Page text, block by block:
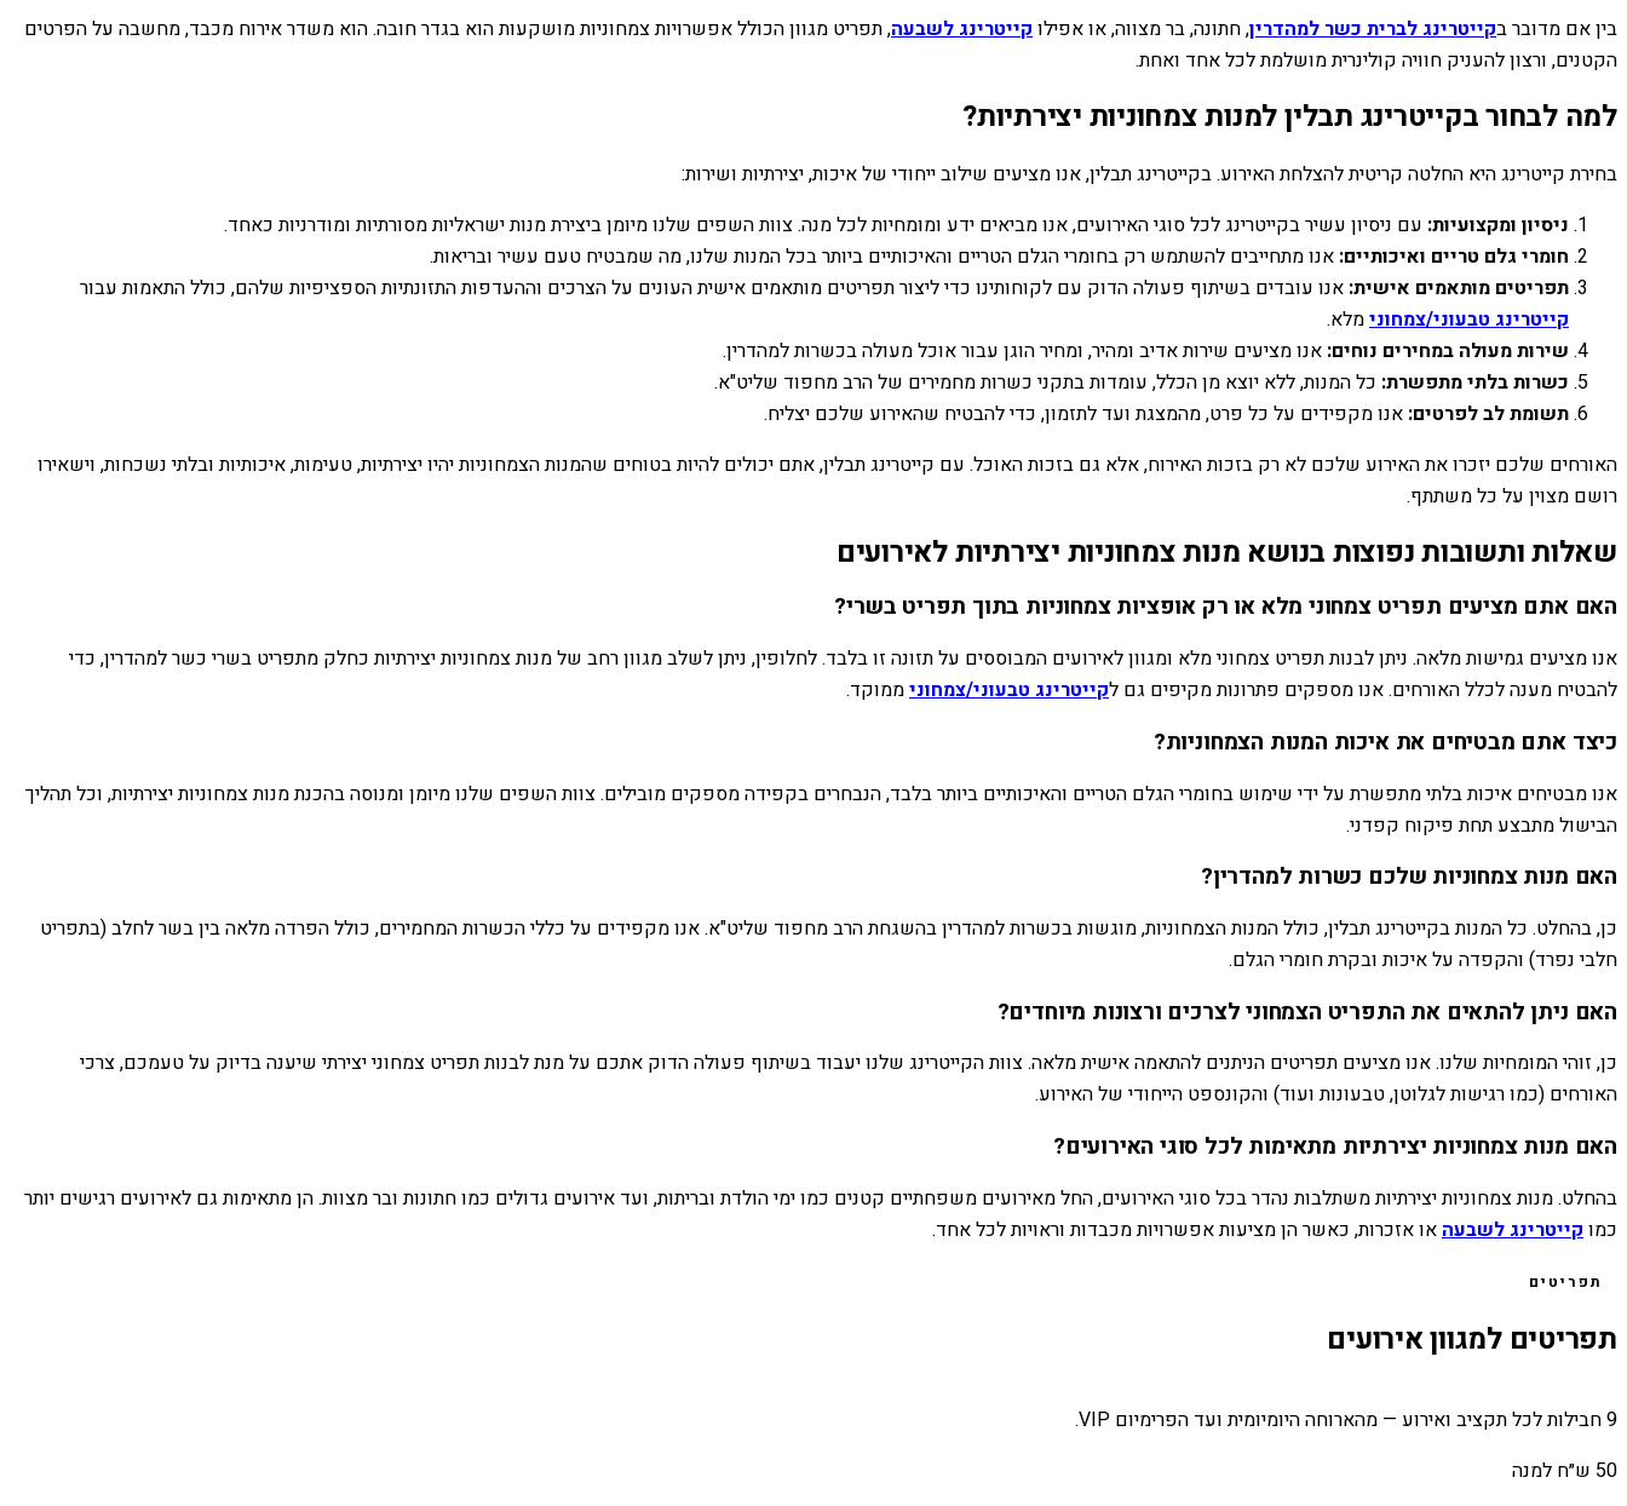
בין אם מדובר בקייטרינג לברית כשר למהדרין, חתונה, בר מצווה, או אפילוקייטרינג לשבעה, תפריט מגוון הכולל אפשרויות צמחוניות מושקעות הוא בגדר חובה. הוא משדר אירוח מכבד, מחשבה על הפרטים
הקטנים, ורצון להעניק חוויה קולינרית מושלמת לכל אחד ואחת.
למה לבחור בקייטרינג תבלין למנות צמחוניות יצירתיות?
בחירת קייטרינג היא החלטה קריטית להצלחת האירוע. בקייטרינג תבלין, אנו מציעים שילוב ייחודי של איכות, יצירתיות ושירות:
ניסיון ומקצועיות: עם ניסיון עשיר בקייטרינג לכל סוגי האירועים, אנו מביאים ידע ומומחיות לכל מנה. צוות השפים שלנו מיומן ביצירת מנות ישראליות מסורתיות ומודרניות כאחד.
חומרי גלם טריים ואיכותיים: אנו מתחייבים להשתמש רק בחומרי הגלם הטריים והאיכותיים ביותר בכל המנות שלנו, מה שמבטיח טעם עשיר ובריאות.
תפריטים מותאמים אישית: אנו עובדים בשיתוף פעולה הדוק עם לקוחותינו כדי ליצור תפריטים מותאמים אישית העונים על הצרכים וההעדפות התזונתיות הספציפיות שלהם, כולל התאמות עבור
קייטרינג טבעוני/צמחונימלא.
שירות מעולה במחירים נוחים: אנו מציעים שירות אדיב ומהיר, ומחיר הוגן עבור אוכל מעולה בכשרות למהדרין.
כשרות בלתי מתפשרת: כל המנות, ללא יוצא מן הכלל, עומדות בתקני כשרות מחמירים של הרב מחפוד שליט"א.
תשומת לב לפרטים: אנו מקפידים על כל פרט, מהמצגת ועד לתזמון, כדי להבטיח שהאירוע שלכם יצליח.
האורחים שלכם יזכרו את האירוע שלכם לא רק בזכות האירוח, אלא גם בזכות האוכל. עם קייטרינג תבלין, אתם יכולים להיות בטוחים שהמנות הצמחוניות יהיו יצירתיות, טעימות, איכותיות ובלתי נשכחות, וישאירו
רושם מצוין על כל משתתף.
שאלות ותשובות נפוצות בנושא מנות צמחוניות יצירתיות לאירועים
האם אתם מציעים תפריט צמחוני מלא או רק אופציות צמחוניות בתוך תפריט בשרי?
אנו מציעים גמישות מלאה. ניתן לבנות תפריט צמחוני מלא ומגוון לאירועים המבוססים על תזונה זו בלבד. לחלופין, ניתן לשלב מגוון רחב של מנות צמחוניות יצירתיות כחלק מתפריט בשרי כשר למהדרין, כדי
להבטיח מענה לכלל האורחים. אנו מספקים פתרונות מקיפים גם לקייטרינג טבעוני/צמחוניממוקד.
כיצד אתם מבטיחים את איכות המנות הצמחוניות?
אנו מבטיחים איכות בלתי מתפשרת על ידי שימוש בחומרי הגלם הטריים והאיכותיים ביותר בלבד, הנבחרים בקפידה מספקים מובילים. צוות השפים שלנו מיומן ומנוסה בהכנת מנות צמחוניות יצירתיות, וכל תהליך
הבישול מתבצע תחת פיקוח קפדני.
האם מנות צמחוניות שלכם כשרות למהדרין?
כן, בהחלט. כל המנות בקייטרינג תבלין, כולל המנות הצמחוניות, מוגשות בכשרות למהדרין בהשגחת הרב מחפוד שליט"א. אנו מקפידים על כללי הכשרות המחמירים, כולל הפרדה מלאה בין בשר לחלב (בתפריט
חלבי נפרד) והקפדה על איכות ובקרת חומרי הגלם.
האם ניתן להתאים את התפריט הצמחוני לצרכים ורצונות מיוחדים?
כן, זוהי המומחיות שלנו. אנו מציעים תפריטים הניתנים להתאמה אישית מלאה. צוות הקייטרינג שלנו יעבוד בשיתוף פעולה הדוק אתכם על מנת לבנות תפריט צמחוני יצירתי שיענה בדיוק על טעמכם, צרכי
האורחים (כמו רגישות לגלוטן, טבעונות ועוד) והקונספט הייחודי של האירוע.
האם מנות צמחוניות יצירתיות מתאימות לכל סוגי האירועים?
בהחלט. מנות צמחוניות יצירתיות משתלבות נהדר בכל סוגי האירועים, החל מאירועים משפחתיים קטנים כמו ימי הולדת ובריתות, ועד אירועים גדולים כמו חתונות ובר מצוות. הן מתאימות גם לאירועים רגישים יותר
כמוקייטרינג לשבעהאו אזכרות, כאשר הן מציעות אפשרויות מכבדות וראויות לכל אחד.
תפריטים
תפריטים למגוון אירועים
9 חבילות לכל תקציב ואירוע — מהארוחה היומיומית ועד הפרימיום VIP.
50 ש״ח למנה